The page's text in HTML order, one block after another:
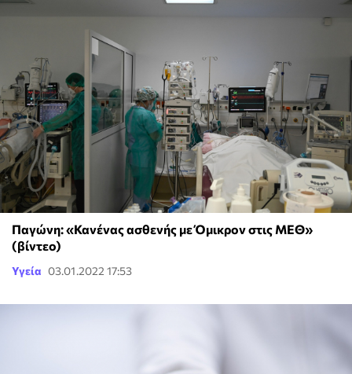
Παγώνη: «Κανένας ασθενής με Όμικρον στις ΜΕΘ»
(βίντεο)
Υγεία 03.01.2022 17:53